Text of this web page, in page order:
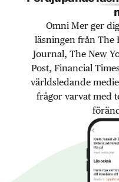
Omni Mer ger
läsningen från The
Journal, The New
Post, Financial
världsledande
frågor varvat med